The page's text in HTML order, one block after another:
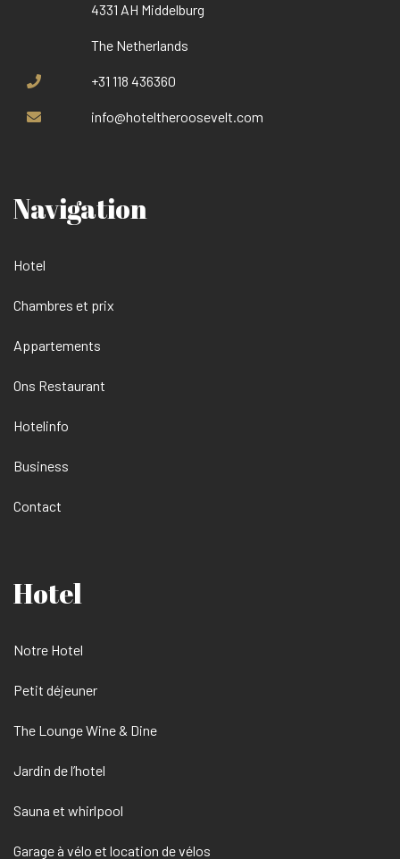
4331 AH Middelburg
The Netherlands
+31 118 436360
info@hoteltheroosevelt.com
Navigation
Hotel
Chambres et prix
Appartements
Ons Restaurant
Hotelinfo
Business
Contact
Hotel
Notre Hotel
Petit déjeuner
The Lounge Wine & Dine
Jardin de l’hotel
Sauna et whirlpool
Garage à vélo et location de vélos